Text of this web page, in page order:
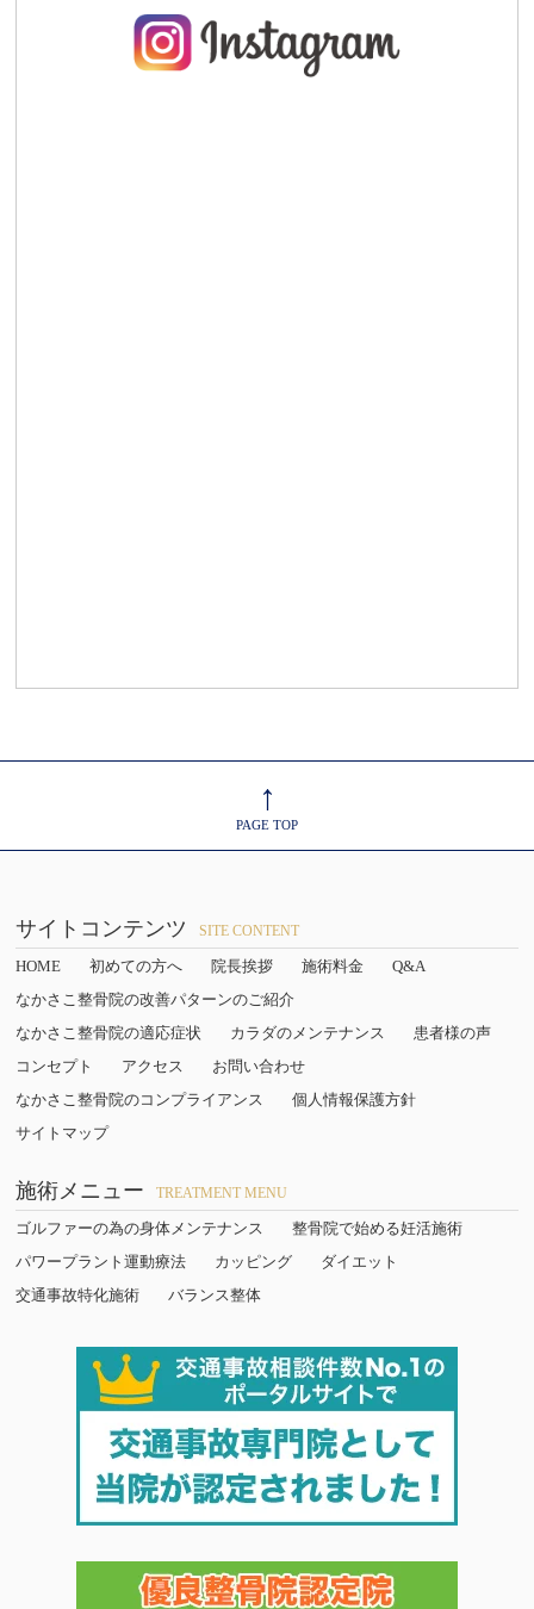
↑
PAGE TOP
サイトコンテンツ SITE CONTENT
HOME 初めての方へ 院長挨拶 施術料金
Q&A
なかさこ整骨院の改善パターンのご紹介
なかさこ整骨院の適応症状
カラダのメンテナンス
患者様の声
コンセプト
アクセス
お問い合わせ
なかさこ整骨院のコンプライアンス
個人情報保護方針
サイトマップ
施術メニュー TREATMENT MENU
ゴルファーの為の身体メンテナンス
整骨院で始める妊活施術
パワープラント運動療法
カッピング
ダイエット
交通事故特化施術
バランス整体